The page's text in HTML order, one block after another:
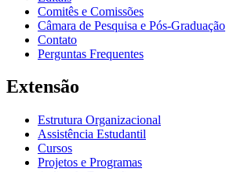
Comitês e Comissões
Câmara de Pesquisa e Pós-Graduação
Contato
Perguntas Frequentes
Extensão
Estrutura Organizacional
Assistência Estudantil
Cursos
Projetos e Programas